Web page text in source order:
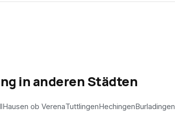
in anderen Städten
Hausen ob VerenaTuttlingenHechingenBurladingen